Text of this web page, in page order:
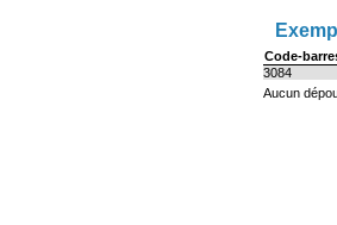
Code-
3084
Aucun